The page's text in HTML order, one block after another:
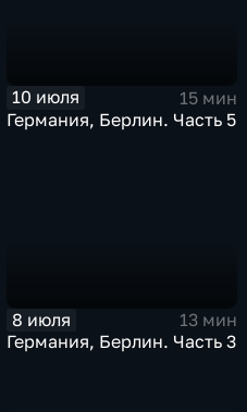
10 июля
15 мин
Германия, Берлин. Часть 5
8 июля
13 мин
Германия, Берлин. Часть 3